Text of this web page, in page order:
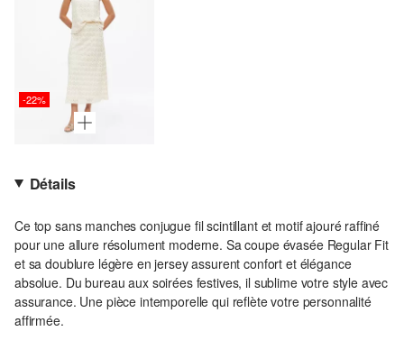
-22%
Détails
Ce top sans manches conjugue fil scintillant et motif ajouré raffiné
pour une allure résolument moderne. Sa coupe évasée Regular Fit
et sa doublure légère en jersey assurent confort et élégance
absolue. Du bureau aux soirées festives, il sublime votre style avec
assurance. Une pièce intemporelle qui reflète votre personnalité
affirmée.